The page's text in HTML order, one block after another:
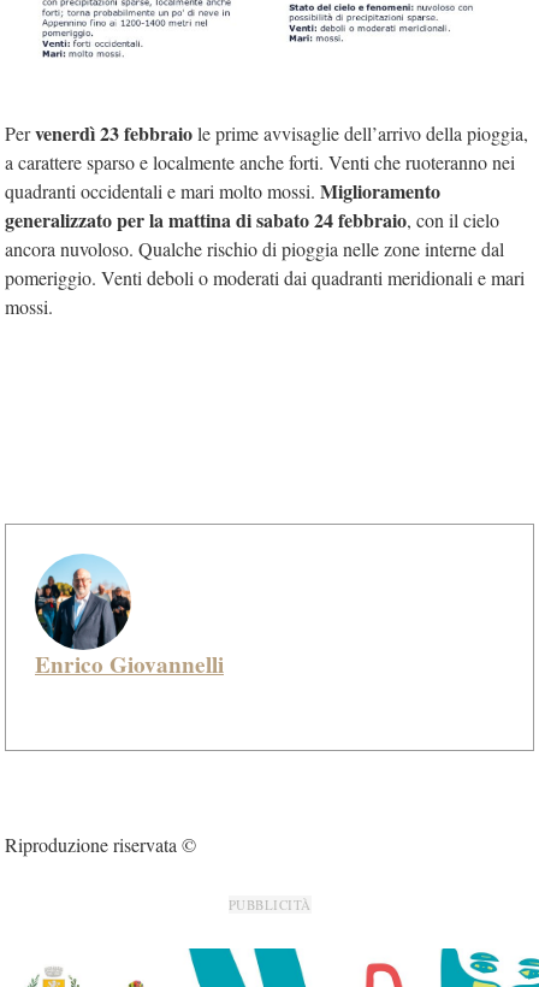
Pervenerdì 23 febbraiole prime avvisaglie dell’arrivo della pioggia,
a carattere sparso e localmente anche forti. Venti che ruoteranno nei
quadranti occidentali e mari molto mossi. Miglioramento
generalizzato per la mattina di sabato 24 febbraio, con il cielo
ancora nuvoloso. Qualche rischio di pioggia nelle zone interne dal
pomeriggio. Venti deboli o moderati dai quadranti meridionali e mari
mossi.
Enrico Giovannelli
Riproduzione riservata ©
PUBBLICITÀ